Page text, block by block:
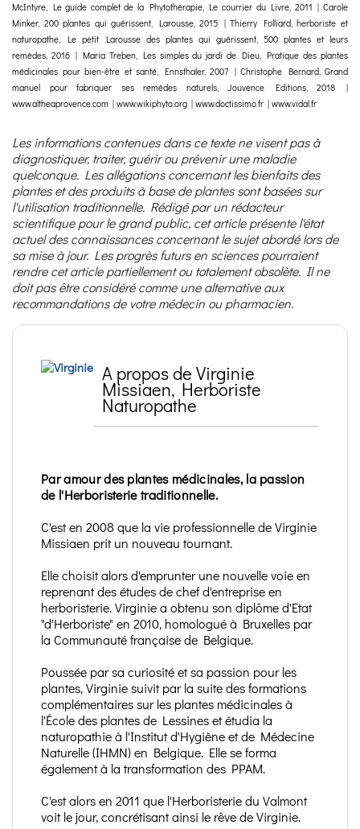
McIntyre, Le guide complet de la Phytothérapie, Le courrier du Livre, 2011 | Carole
Minker, 200 plantes qui guérissent, Larousse, 2015 | Thierry Folliard, herboriste et
naturopathe, Le petit Larousse des plantes qui guérissent, 500 plantes et leurs
remèdes, 2016 | Maria Treben, Les simples du jardi de Dieu, Pratique des plantes
médicinales pour bien-être et santé, Ennsthaler, 2007 | Christophe Bernard, Grand
manuel pour fabriquer ses remèdes naturels, Jouvence Editions, 2018 |
www.altheaprovence.com | www.wikiphyto.org | www.doctissimo.fr | www.vidal.fr
Les informations contenues dans ce texte ne visent pas à
diagnostiquer, traiter, guérir ou prévenir une maladie
quelconque. Les allégations concernant les bienfaits des
plantes et des produits à base de plantes sont basées sur
l'utilisation traditionnelle. Rédigé par un rédacteur
scientifique pour le grand public, cet article présente l'état
actuel des connaissances concernant le sujet abordé lors de
sa mise à jour. Les progrès futurs en sciences pourraient
rendre cet article partiellement ou totalement obsolète. Il ne
doit pas être considéré comme une alternative aux
recommandations de votre médecin ou pharmacien.
A propos de Virginie
Missiaen, Herboriste
Naturopathe
Par amour des plantes médicinales, la passion
de l'Herboristerie traditionnelle.
C'est en 2008 que la vie professionnelle de Virginie
Missiaen prit un nouveau tournant.
Elle choisit alors d'emprunter une nouvelle voie en
reprenant des études de chef d'entreprise en
herboristerie. Virginie a obtenu son diplôme d'Etat
"d'Herboriste" en 2010, homologué à Bruxelles par
la Communauté française de Belgique.
Poussée par sa curiosité et sa passion pour les
plantes, Virginie suivit par la suite des formations
complémentaires sur les plantes médicinales à
l'École des plantes de Lessines et étudia la
naturopathie à l'Institut d'Hygiène et de Médecine
Naturelle (IHMN) en Belgique. Elle se forma
également à la transformation des PPAM.
C'est alors en 2011 que l'Herboristerie du Valmont
voit le jour, concrétisant ainsi le rêve de Virginie.